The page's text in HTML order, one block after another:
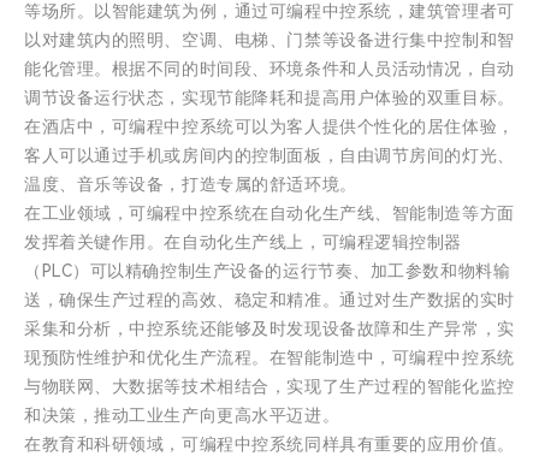
等场所。以智能建筑为例，通过可编程中控系统，建筑管理者可
以对建筑内的照明、空调、电梯、门禁等设备进行集中控制和智
能化管理。根据不同的时间段、环境条件和人员活动情况，自动
调节设备运行状态，实现节能降耗和提高用户体验的双重目标。
在酒店中，可编程中控系统可以为客人提供个性化的居住体验，
客人可以通过手机或房间内的控制面板，自由调节房间的灯光、
温度、音乐等设备，打造专属的舒适环境。
在工业领域，可编程中控系统在自动化生产线、智能制造等方面
发挥着关键作用。在自动化生产线上，可编程逻辑控制器
（PLC）可以精确控制生产设备的运行节奏、加工参数和物料输
送，确保生产过程的高效、稳定和精准。通过对生产数据的实时
采集和分析，中控系统还能够及时发现设备故障和生产异常，实
现预防性维护和优化生产流程。在智能制造中，可编程中控系统
与物联网、大数据等技术相结合，实现了生产过程的智能化监控
和决策，推动工业生产向更高水平迈进。
在教育和科研领域，可编程中控系统同样具有重要的应用价值。